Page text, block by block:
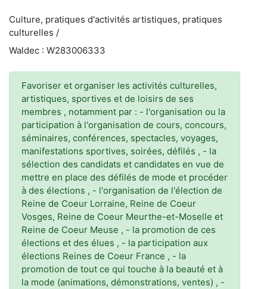
Culture, pratiques d'activités artistiques, pratiques
culturelles /
Waldec : W283006333
Favoriser et organiser les activités culturelles,
artistiques, sportives et de loisirs de ses
membres , notamment par : - l'organisation ou la
participation à l'organisation de cours, concours,
séminaires, conférences, spectacles, voyages,
manifestations sportives, soirées, défilés , - la
sélection des candidats et candidates en vue de
mettre en place des défilés de mode et procéder
à des élections , - l'organisation de l'élection de
Reine de Coeur Lorraine, Reine de Coeur
Vosges, Reine de Coeur Meurthe-et-Moselle et
Reine de Coeur Meuse , - la promotion de ces
élections et des élues , - la participation aux
élections Reines de Coeur France , - la
promotion de tout ce qui touche à la beauté et à
la mode (animations, démonstrations, ventes) , -